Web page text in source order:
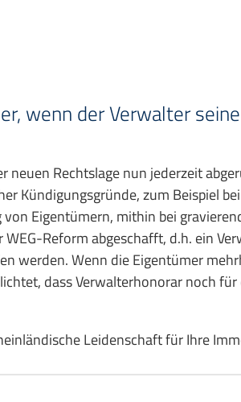
wenn der Verwalter seine
Rechtslage nun jederzeit
Kündigungsgründe, zum Beispiel bei
Eigentümern, mithin bei
Reform abgeschafft, d.h. ein
werden. Wenn die Eigentümer
dass Verwalterhonorar noch für
Leidenschaft für Ihre